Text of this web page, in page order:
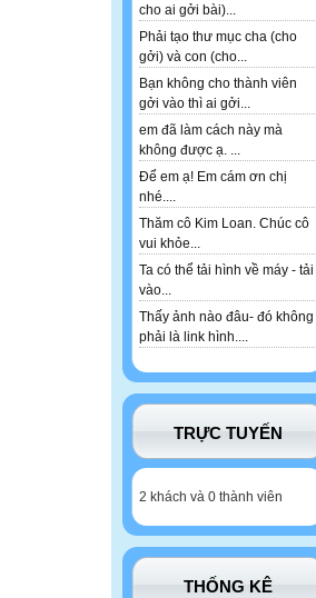
cho ai gởi bài)...
Phải tạo thư mục cha (cho
gởi) và con (cho...
Bạn không cho thành viên
gởi vào thì ai gởi...
em đã làm cách này mà
không được ạ. ...
Để em ạ! Em cám ơn chị
nhé....
Thăm cô Kim Loan. Chúc cô
vui khỏe...
Ta có thể tải hình về máy - tải
vào...
Thấy ảnh nào đâu- đó không
phải là link hình....
TRỰC TUYẾN
2 khách và 0 thành viên
THỐNG KÊ